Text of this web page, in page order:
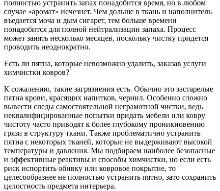
полностью устранить запах понадобится время, но в любом
случае «аромат» исчезнет. Чем дольше в ткань и наполнитель
въедается моча и дым сигарет, тем больше времени
понадобится для полной нейтрализации запаха. Процесс
может занять несколько месяцев, поскольку чистку придется
проводить неоднократно.
Есть ли пятна, которые невозможно удалить, заказав услуги
химчистки ковров?
К сожалению, такие загрязнения есть. Обычно это застарелые
пятна крови, красящих напитков, чернил. Особенно сложно
вывести следы самостоятельной неграмотной чистки, ведь
неквалифицированные попытки придать мебели или ковру
чистоту часто приводят к более глубокому проникновению
грязи в структуру ткани. Также проблематично устранить
пятна с некоторых тканей, которые не выдерживают высокой
температуры и давления. Мы подбираем наиболее безопасные
и эффективные реактивы и способы химчистки, но если есть
риск испортить обивку или ковровое покрытие, то
целесообразнее не полностью устранить пятно, зато сохранить
целостность предмета интерьера.